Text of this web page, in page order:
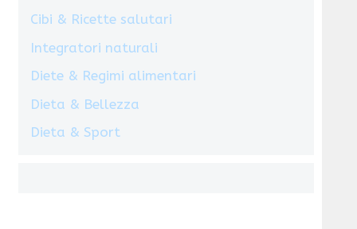
Cibi & Ricette salutari
Integratori naturali
Diete & Regimi alimentari
Dieta & Bellezza
Dieta & Sport